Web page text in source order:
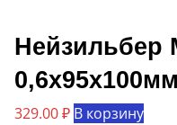
Нейзильбер
0,6х95х100мм
329.00₽ В корзину